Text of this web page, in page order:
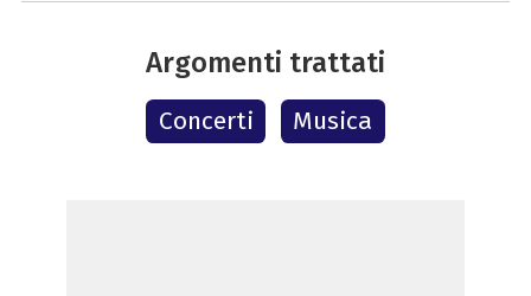
Argomenti trattati
Concerti Musica